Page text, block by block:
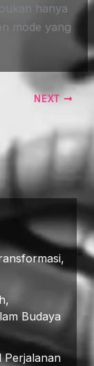
hanya
mode yang
NEXT
Budaya
Perjalanan